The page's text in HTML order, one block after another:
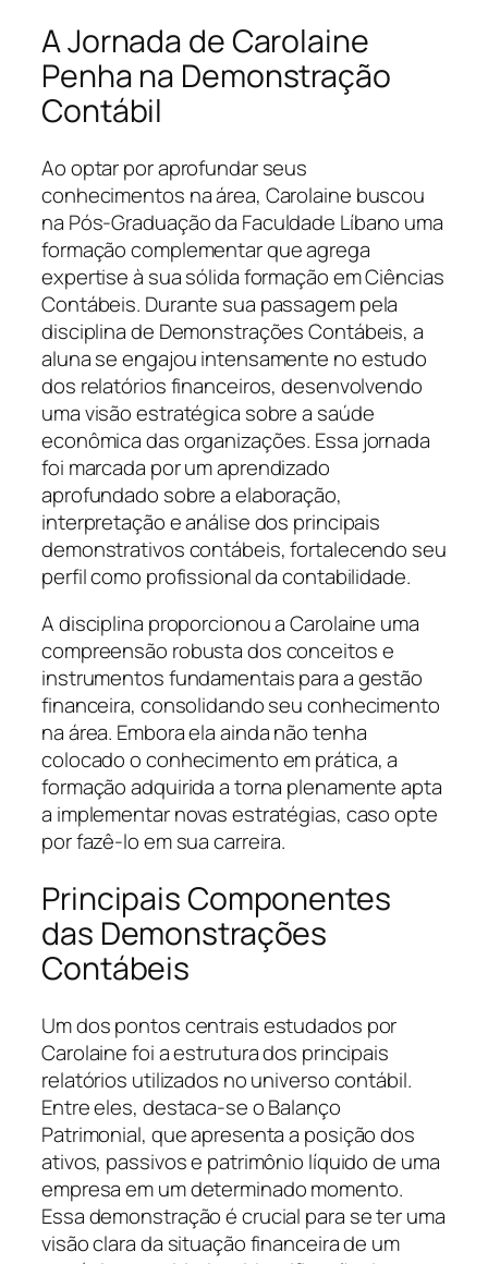
A Jornada de Carolaine
Penha na Demonstração
Contábil
Ao optar por aprofundar seus
conhecimentos na área, Carolaine buscou
na Pós-Graduação da Faculdade Líbano uma
formação complementar que agrega
expertise à sua sólida formação em Ciências
Contábeis. Durante sua passagem pela
disciplina de Demonstrações Contábeis, a
aluna se engajou intensamente no estudo
dos relatórios financeiros, desenvolvendo
uma visão estratégica sobre a saúde
econômica das organizações. Essa jornada
foi marcada por um aprendizado
aprofundado sobre a elaboração,
interpretação e análise dos principais
demonstrativos contábeis, fortalecendo seu
perfil como profissional da contabilidade.
A disciplina proporcionou a Carolaine uma
compreensão robusta dos conceitos e
instrumentos fundamentais para a gestão
financeira, consolidando seu conhecimento
na área. Embora ela ainda não tenha
colocado o conhecimento em prática, a
formação adquirida a torna plenamente apta
a implementar novas estratégias, caso opte
por fazê-lo em sua carreira.
Principais Componentes
das Demonstrações
Contábeis
Um dos pontos centrais estudados por
Carolaine foi a estrutura dos principais
relatórios utilizados no universo contábil.
Entre eles, destaca-se o Balanço
Patrimonial, que apresenta a posição dos
ativos, passivos e patrimônio líquido de uma
empresa em um determinado momento.
Essa demonstração é crucial para se ter uma
visão clara da situação financeira de um